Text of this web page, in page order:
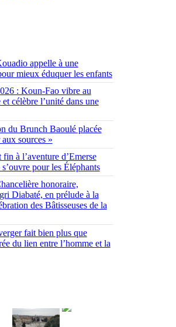
appelle à une
mieux éduquer les enfants
: Koun-Fao vibre au
célèbre l’unité dans une
du Brunch Baoulé placée
sources »
à l’aventure d’Emerse
pour les Éléphants
honoraire,
Diabaté, en prélude à la
des Bâtisseuses de la
fait bien plus que
du lien entre l’homme et la